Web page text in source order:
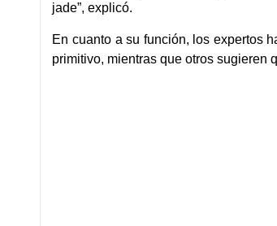
jade”, explicó.
En cuanto a su función, los expertos
primitivo, mientras que otros sugieren